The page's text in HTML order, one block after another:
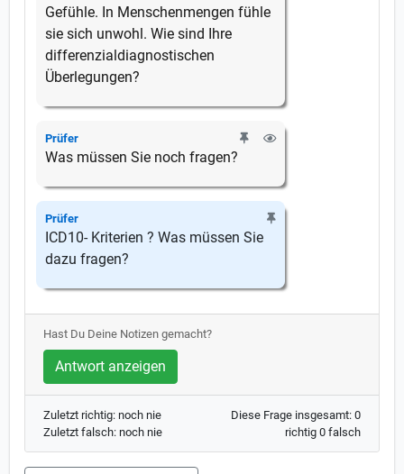
Gefühle. In Menschenmengen fühle
sie sich unwohl. Wie sind Ihre
differenzialdiagnostischen
Überlegungen?
Prüfer
Was müssen Sie noch fragen?
Prüfer
ICD10- Kriterien ? Was müssen Sie
dazu fragen?
Hast Du Deine Notizen gemacht?
Antwort anzeigen
Zuletzt richtig: noch nie
Zuletzt falsch: noch nie
Diese Frage insgesamt: 0
richtig 0 falsch